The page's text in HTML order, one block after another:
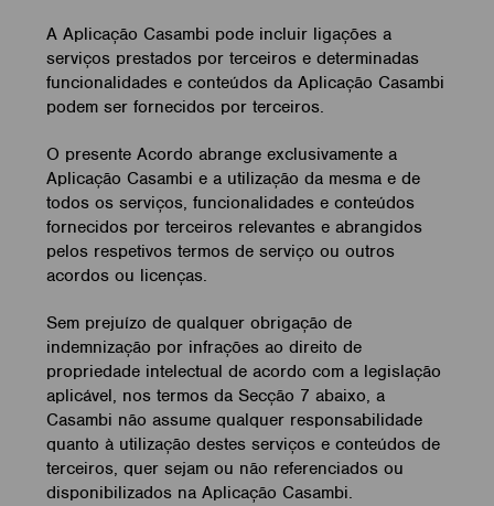
A Aplicação Casambi pode incluir ligações a
serviços prestados por terceiros e determinadas
funcionalidades e conteúdos da Aplicação Casambi
podem ser fornecidos por terceiros.
O presente Acordo abrange exclusivamente a
Aplicação Casambi e a utilização da mesma e de
todos os serviços, funcionalidades e conteúdos
fornecidos por terceiros relevantes e abrangidos
pelos respetivos termos de serviço ou outros
acordos ou licenças.
Sem prejuízo de qualquer obrigação de
indemnização por infrações ao direito de
propriedade intelectual de acordo com a legislação
aplicável, nos termos da Secção 7 abaixo, a
Casambi não assume qualquer responsabilidade
quanto à utilização destes serviços e conteúdos de
terceiros, quer sejam ou não referenciados ou
disponibilizados na Aplicação Casambi.